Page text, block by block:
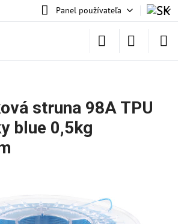
Panel používateľa
struna 98A TPU
blue 0,5kg